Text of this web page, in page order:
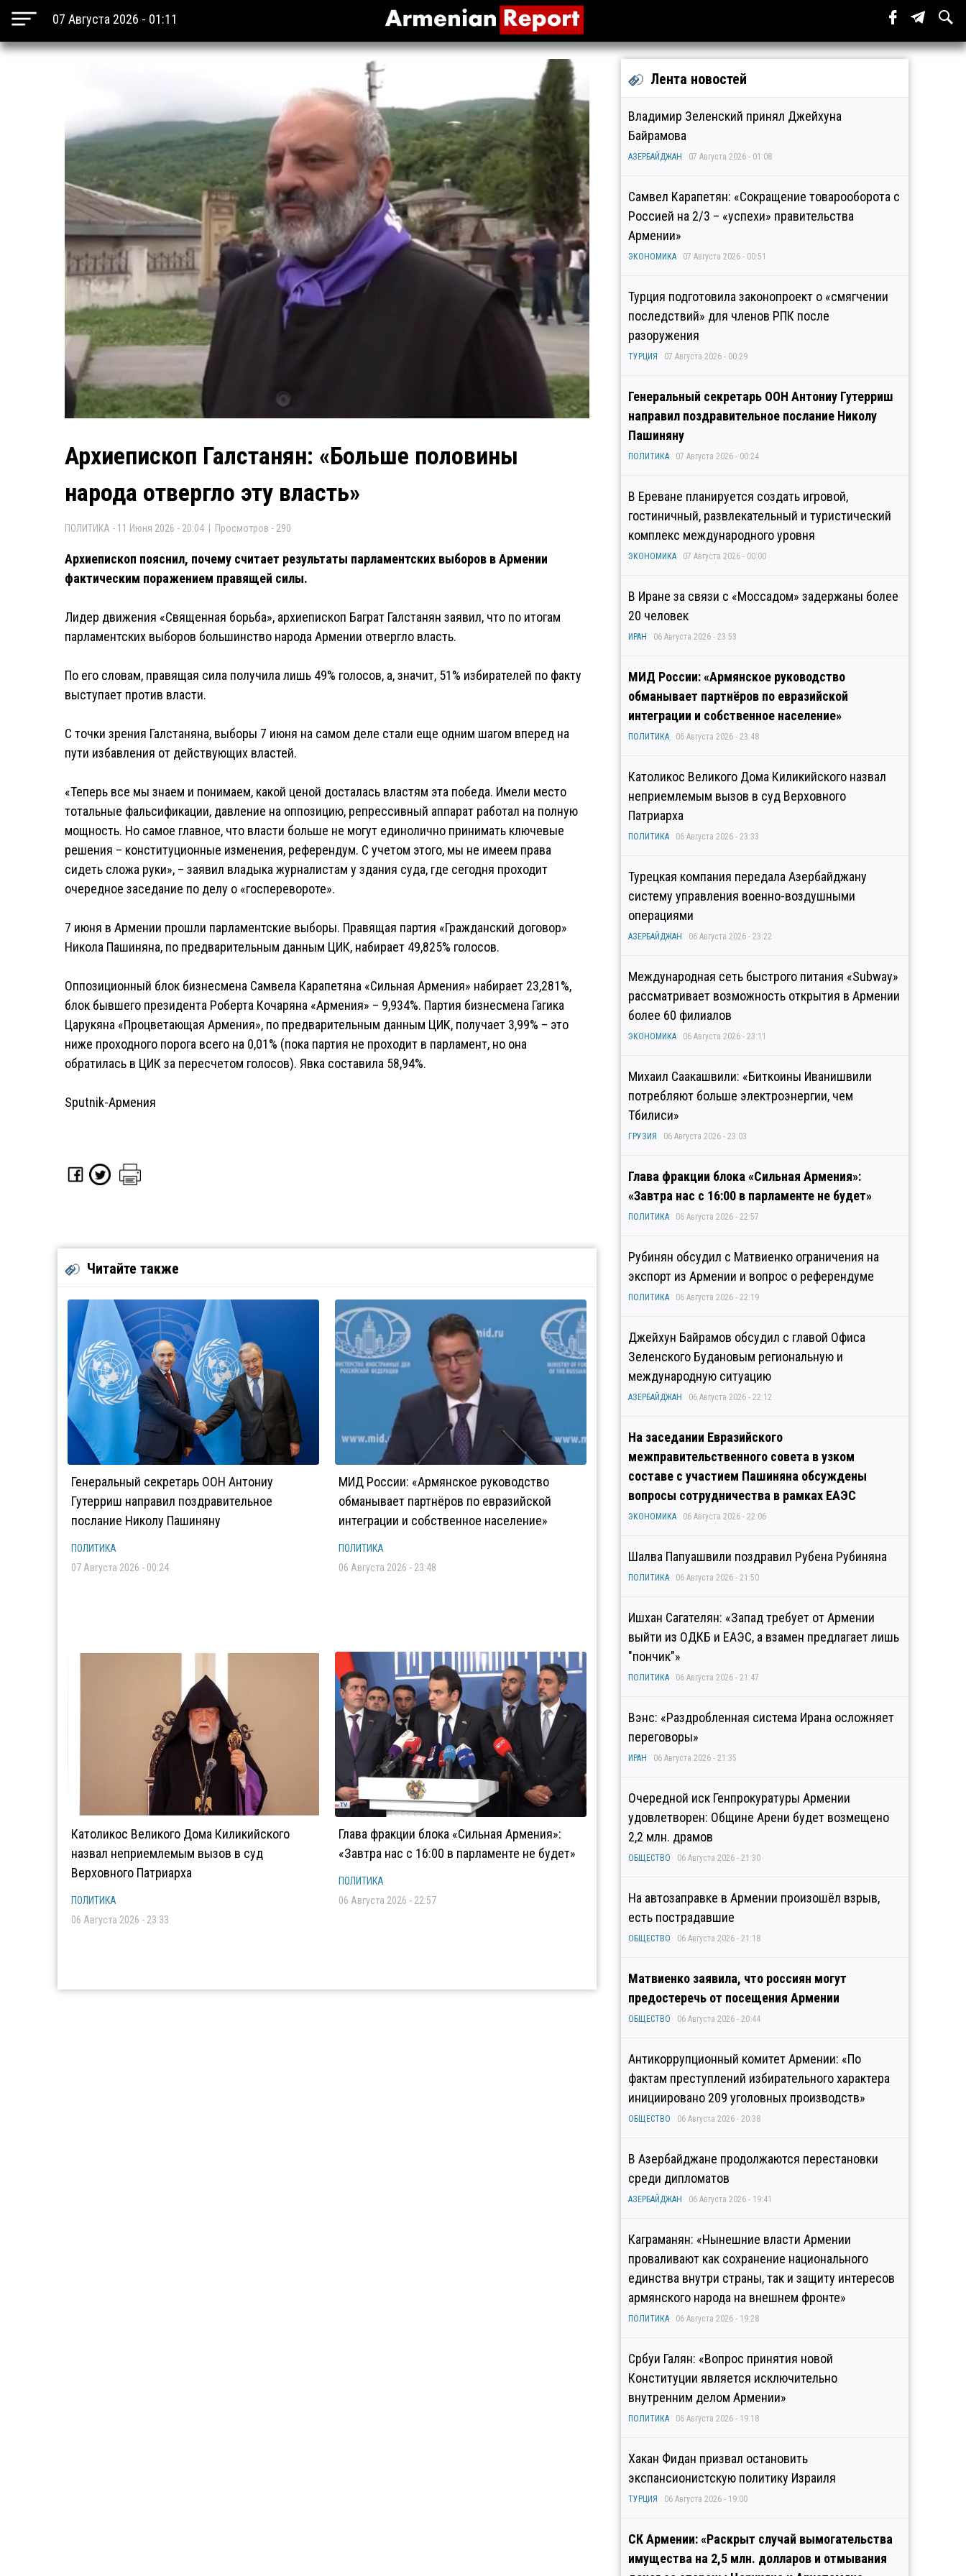
07 Августа 2026 - 01:11
Архиепископ Галстанян: «Больше половины
народа отвергло эту власть»
ПОЛИТИКА - 11 Июня 2026 - 20:04 | Просмотров - 290
Архиепископ пояснил, почему считает результаты парламентских выборов в Армении
фактическим поражением правящей силы.
Лидер движения «Священная борьба», архиепископ Баграт Галстанян заявил, что по итогам
парламентских выборов большинство народа Армении отвергло власть.
По его словам, правящая сила получила лишь 49% голосов, а, значит, 51% избирателей по факту
выступает против власти.
С точки зрения Галстаняна, выборы 7 июня на самом деле стали еще одним шагом вперед на
пути избавления от действующих властей.
«Теперь все мы знаем и понимаем, какой ценой досталась властям эта победа. Имели место
тотальные фальсификации, давление на оппозицию, репрессивный аппарат работал на полную
мощность. Но самое главное, что власти больше не могут единолично принимать ключевые
решения – конституционные изменения, референдум. С учетом этого, мы не имеем права
сидеть сложа руки», – заявил владыка журналистам у здания суда, где сегодня проходит
очередное заседание по делу о «госперевороте».
7 июня в Армении прошли парламентские выборы. Правящая партия «Гражданский договор»
Никола Пашиняна, по предварительным данным ЦИК, набирает 49,825% голосов.
Оппозиционный блок бизнесмена Самвела Карапетяна «Сильная Армения» набирает 23,281%,
блок бывшего президента Роберта Кочаряна «Армения» – 9,934%. Партия бизнесмена Гагика
Царукяна «Процветающая Армения», по предварительным данным ЦИК, получает 3,99% – это
ниже проходного порога всего на 0,01% (пока партия не проходит в парламент, но она
обратилась в ЦИК за пересчетом голосов). Явка составила 58,94%.
Sputnik-Армения
Читайте также
Генеральный секретарь ООН Антониу
Гутерриш направил поздравительное
послание Николу Пашиняну
ПОЛИТИКА
07 Августа 2026 - 00:24
МИД России: «Армянское руководство
обманывает партнёров по евразийской
интеграции и собственное население»
ПОЛИТИКА
06 Августа 2026 - 23:48
Католикос Великого Дома Киликийского
назвал неприемлемым вызов в суд
Верховного Патриарха
ПОЛИТИКА
06 Августа 2026 - 23:33
Глава фракции блока «Сильная Армения»:
«Завтра нас с 16:00 в парламенте не будет»
ПОЛИТИКА
06 Августа 2026 - 22:57
Лента новостей
Владимир Зеленский принял Джейхуна
Байрамова
АЗЕРБАЙДЖАН 07 Августа 2026 - 01:08
Самвел Карапетян: «Сокращение товарооборота с
Россией на 2/3 – «успехи» правительства
Армении»
ЭКОНОМИКА 07 Августа 2026 - 00:51
Турция подготовила законопроект о «смягчении
последствий» для членов РПК после
разоружения
ТУРЦИЯ 07 Августа 2026 - 00:29
Генеральный секретарь ООН Антониу Гутерриш
направил поздравительное послание Николу
Пашиняну
ПОЛИТИКА 07 Августа 2026 - 00:24
В Ереване планируется создать игровой,
гостиничный, развлекательный и туристический
комплекс международного уровня
ЭКОНОМИКА 07 Августа 2026 - 00:00
В Иране за связи с «Моссадом» задержаны более
20 человек
ИРАН 06 Августа 2026 - 23:53
МИД России: «Армянское руководство
обманывает партнёров по евразийской
интеграции и собственное население»
ПОЛИТИКА 06 Августа 2026 - 23:48
Католикос Великого Дома Киликийского назвал
неприемлемым вызов в суд Верховного
Патриарха
ПОЛИТИКА 06 Августа 2026 - 23:33
Турецкая компания передала Азербайджану
систему управления военно-воздушными
операциями
АЗЕРБАЙДЖАН 06 Августа 2026 - 23:22
Международная сеть быстрого питания «Subway»
рассматривает возможность открытия в Армении
более 60 филиалов
ЭКОНОМИКА 06 Августа 2026 - 23:11
Михаил Саакашвили: «Биткоины Иванишвили
потребляют больше электроэнергии, чем
Тбилиси»
ГРУЗИЯ 06 Августа 2026 - 23:03
Глава фракции блока «Сильная Армения»:
«Завтра нас с 16:00 в парламенте не будет»
ПОЛИТИКА 06 Августа 2026 - 22:57
Рубинян обсудил с Матвиенко ограничения на
экспорт из Армении и вопрос о референдуме
ПОЛИТИКА 06 Августа 2026 - 22:19
Джейхун Байрамов обсудил с главой Офиса
Зеленского Будановым региональную и
международную ситуацию
АЗЕРБАЙДЖАН 06 Августа 2026 - 22:12
На заседании Евразийского
межправительственного совета в узком
составе с участием Пашиняна обсуждены
вопросы сотрудничества в рамках ЕАЭС
ЭКОНОМИКА 06 Августа 2026 - 22:06
Шалва Папуашвили поздравил Рубена Рубиняна
ПОЛИТИКА 06 Августа 2026 - 21:50
Ишхан Сагателян: «Запад требует от Армении
выйти из ОДКБ и ЕАЭС, а взамен предлагает лишь
"пончик"»
ПОЛИТИКА 06 Августа 2026 - 21:47
Вэнс: «Раздробленная система Ирана осложняет
переговоры»
ИРАН 06 Августа 2026 - 21:35
Очередной иск Генпрокуратуры Армении
удовлетворен: Общине Арени будет возмещено
2,2 млн. драмов
ОБЩЕСТВО 06 Августа 2026 - 21:30
На автозаправке в Армении произошёл взрыв,
есть пострадавшие
ОБЩЕСТВО 06 Августа 2026 - 21:18
Матвиенко заявила, что россиян могут
предостеречь от посещения Армении
ОБЩЕСТВО 06 Августа 2026 - 20:44
Антикоррупционный комитет Армении: «По
фактам преступлений избирательного характера
инициировано 209 уголовных производств»
ОБЩЕСТВО 06 Августа 2026 - 20:38
В Азербайджане продолжаются перестановки
среди дипломатов
АЗЕРБАЙДЖАН 06 Августа 2026 - 19:41
Каграманян: «Нынешние власти Армении
проваливают как сохранение национального
единства внутри страны, так и защиту интересов
армянского народа на внешнем фронте»
ПОЛИТИКА 06 Августа 2026 - 19:28
Србуи Галян: «Вопрос принятия новой
Конституции является исключительно
внутренним делом Армении»
ПОЛИТИКА 06 Августа 2026 - 19:18
Хакан Фидан призвал остановить
экспансионистскую политику Израиля
ТУРЦИЯ 06 Августа 2026 - 19:00
СК Армении: «Раскрыт случай вымогательства
имущества на 2,5 млн. долларов и отмывания